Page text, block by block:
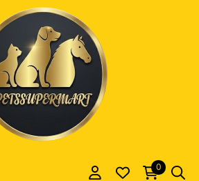
attualmente chiuse.
0